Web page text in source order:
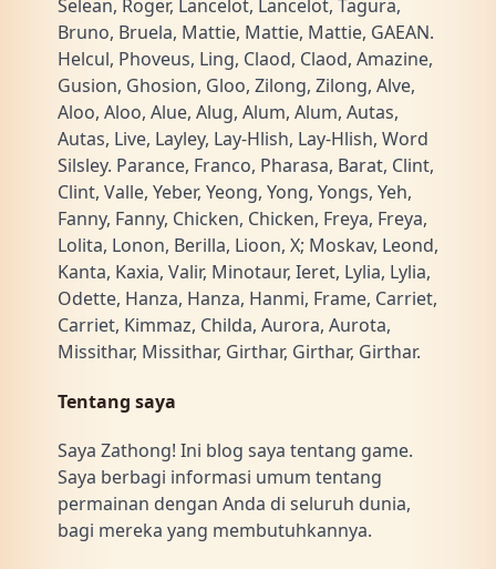
Selean, Roger, Lancelot, Lancelot, Tagura,
Bruno, Bruela, Mattie, Mattie, Mattie, GAEAN.
Helcul, Phoveus, Ling, Claod, Claod, Amazine,
Gusion, Ghosion, Gloo, Zilong, Zilong, Alve,
Aloo, Aloo, Alue, Alug, Alum, Alum, Autas,
Autas, Live, Layley, Lay-Hlish, Lay-Hlish, Word
Silsley. Parance, Franco, Pharasa, Barat, Clint,
Clint, Valle, Yeber, Yeong, Yong, Yongs, Yeh,
Fanny, Fanny, Chicken, Chicken, Freya, Freya,
Lolita, Lonon, Berilla, Lioon, X; Moskav, Leond,
Kanta, Kaxia, Valir, Minotaur, Ieret, Lylia, Lylia,
Odette, Hanza, Hanza, Hanmi, Frame, Carriet,
Carriet, Kimmaz, Childa, Aurora, Aurota,
Missithar, Missithar, Girthar, Girthar, Girthar.
Tentang saya
Saya Zathong! Ini blog saya tentang game.
Saya berbagi informasi umum tentang
permainan dengan Anda di seluruh dunia,
bagi mereka yang membutuhkannya.